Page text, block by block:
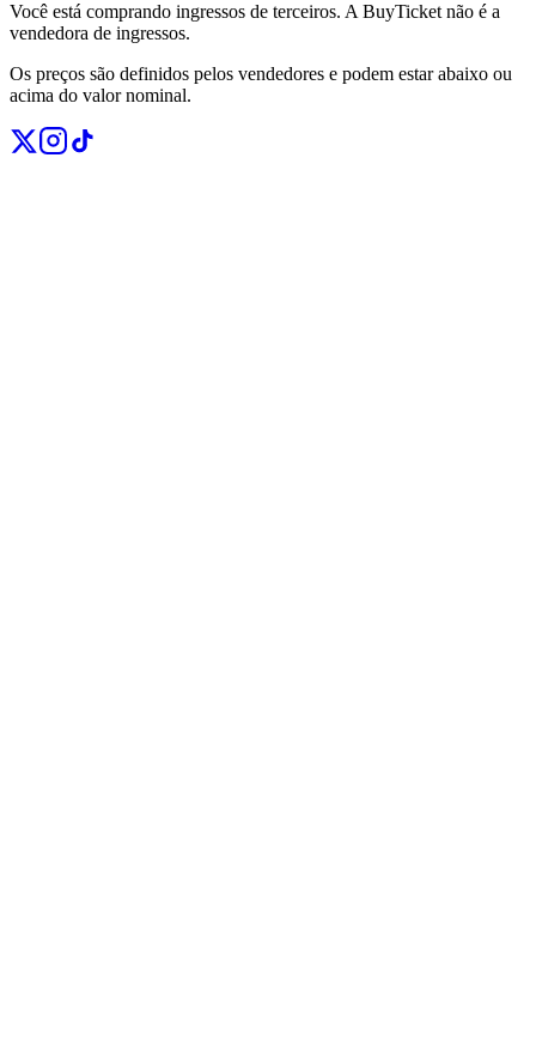
Você está comprando ingressos de terceiros. A BuyTicket não é a
vendedora de ingressos.
Os preços são definidos pelos vendedores e podem estar abaixo ou
acima do valor nominal.